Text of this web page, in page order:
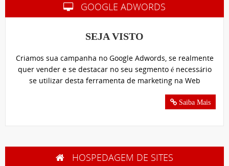
GOOGLE ADWORDS
SEJA VISTO
Criamos sua campanha no Google Adwords, se realmente
quer vender e se destacar no seu segmento é necessário
se utilizar desta ferramenta de marketing na Web
Saiba Mais
HOSPEDAGEM DE SITES